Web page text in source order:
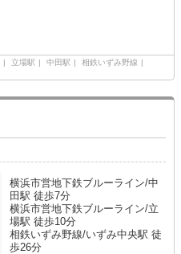
立場駅 中田駅
相鉄いずみ野線
横浜市営地下鉄ブルーライン/中
田駅 徒歩7分
横浜市営地下鉄ブルーライン/立
場駅 徒歩10分
相鉄いずみ野線/いずみ中央駅 徒
歩26分